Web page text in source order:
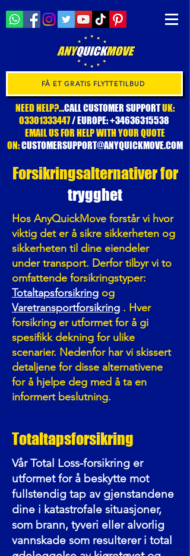
FÅ ET GRATIS FLYTTETILBUD
NEED HELP?...CALL CUSTOMER SUPPORTUK:
03301333447/ EUROPE:+34636315538
EMAIL US FOR HELP WITH YOUR QUOTE
ON:CUSTOMERSUPPORT@ANYQUICKMOVE.COM
Forsikringsalternativer for
trygghet
Hos AnyQuickMove forstår vi hvor
viktig det er å sikre sikkerheten og
sikkerheten til dine eiendeler
under transport. Derfor tilbyr vi to
omfattende forsikringstyper:
Totaltapsforsikring og
Varetransportforsikring . Hver
forsikring er utformet for å gi
spesifikk dekning for ulike
scenarier. Nedenfor har vi skissert
detaljene for disse alternativene
for å hjelpe deg med å ta en
informert beslutning.
Totaltapsforsikring
Vår Total Loss-forsikring er
utformet for å beskytte mot
fullstendig tap av gjenstandene
dine i katastrofale situasjoner,
som brann, tyveri eller alvorlig
vannskade som resulterer i total